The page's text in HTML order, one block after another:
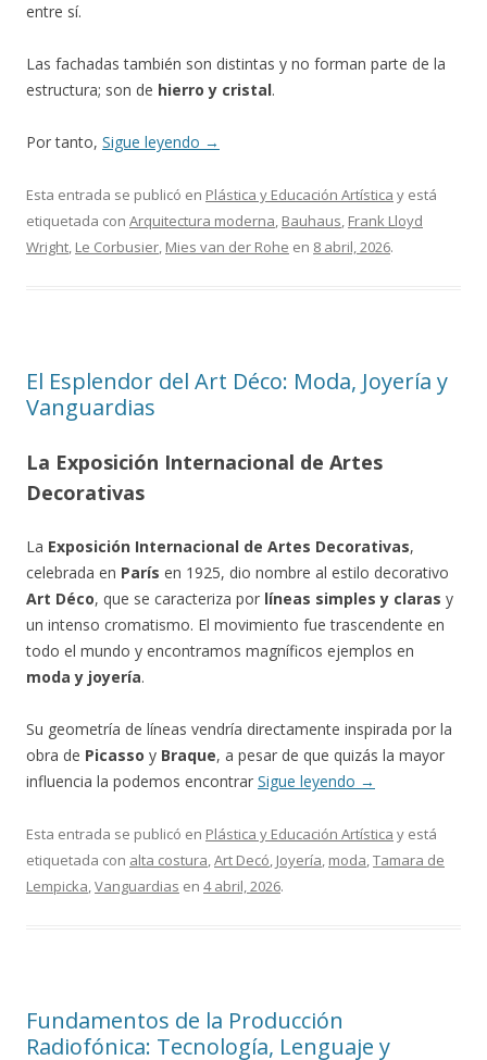
entre sí.
Las fachadas también son distintas y no forman parte de la
estructura; son de hierro y cristal.
Por tanto, Sigue leyendo →
Esta entrada se publicó en Plástica y Educación Artística y está
etiquetada con Arquitectura moderna, Bauhaus, Frank Lloyd
Wright, Le Corbusier, Mies van der Rohe en 8 abril, 2026.
El Esplendor del Art Déco: Moda, Joyería y
Vanguardias
La Exposición Internacional de Artes
Decorativas
La Exposición Internacional de Artes Decorativas,
celebrada en París en 1925, dio nombre al estilo decorativo
Art Déco, que se caracteriza por líneas simples y claras y
un intenso cromatismo. El movimiento fue trascendente en
todo el mundo y encontramos magníficos ejemplos en
moda y joyería.
Su geometría de líneas vendría directamente inspirada por la
obra de Picasso y Braque, a pesar de que quizás la mayor
influencia la podemos encontrar Sigue leyendo →
Esta entrada se publicó en Plástica y Educación Artística y está
etiquetada con alta costura,Art Decó, Joyería, moda,Tamara de
Lempicka,Vanguardias en 4 abril, 2026.
Fundamentos de la Producción
Radiofónica: Tecnología, Lenguaje y